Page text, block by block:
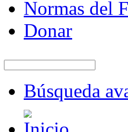
Normas del
Donar
Búsqueda